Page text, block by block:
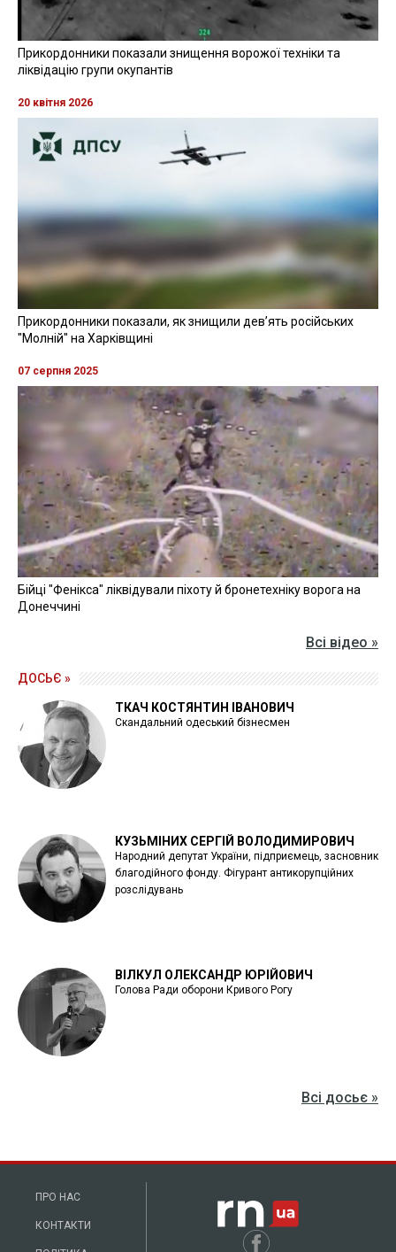
Прикордонники показали знищення ворожої техніки та
ліквідацію групи окупантів
20 квітня 2026
Прикордонники показали, як знищили девʼять російських
"Молній" на Харківщині
07 серпня 2025
Бійці "Фенікса" ліквідували піхоту й бронетехніку ворога на
Донеччині
Всі відео »
ДОСЬЄ »
ТКАЧ КОСТЯНТИН ІВАНОВИЧ
Скандальний одеський бізнесмен
КУЗЬМІНИХ СЕРГІЙ ВОЛОДИМИРОВИЧ
Народний депутат України, підприємець, засновник
благодійного фонду. Фігурант антикорупційних
розслідувань
ВІЛКУЛ ОЛЕКСАНДР ЮРІЙОВИЧ
Голова Ради оборони Кривого Рогу
Всі досьє »
ПРО НАС
КОНТАКТИ